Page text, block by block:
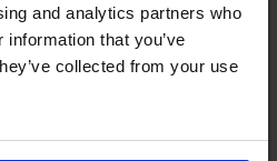
and analytics partners who
that you’ve
collected from your use